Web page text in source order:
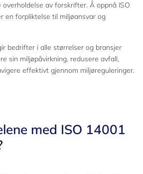
overholdelse av forskrifter. Å oppnå ISO
en forpliktelse til miljøansvar og
bedrifter i alle størrelser og bransjer
sin miljøpåvirkning, redusere avfall,
effektivt gjennom miljøreguleringer.
med ISO 14001